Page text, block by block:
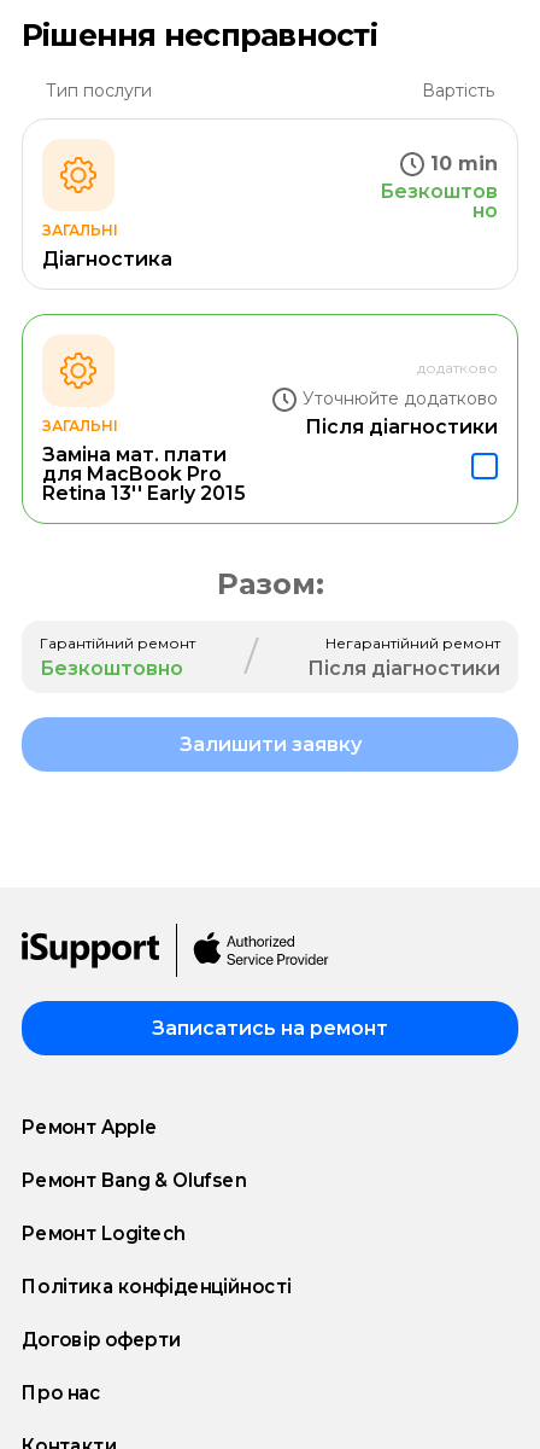
Рішення несправності
Тип послуги Вартість
ЗАГАЛЬНІ
Діагностика
10 min
Безкоштов
но
ЗАГАЛЬНІ
Заміна мат. плати
для MacBook Pro
Retina 13'' Early 2015
додатково
Уточнюйте додатково
Після діагностики
Разом:
Гарантійний ремонт
Безкоштовно / Негарантійний ремонт
Після діагностики
Залишити заявку
Записатись на ремонт
Ремонт Apple
Ремонт Bang & Olufsen
Ремонт Logitech
Політика конфіденційності
Договір оферти
Про нас